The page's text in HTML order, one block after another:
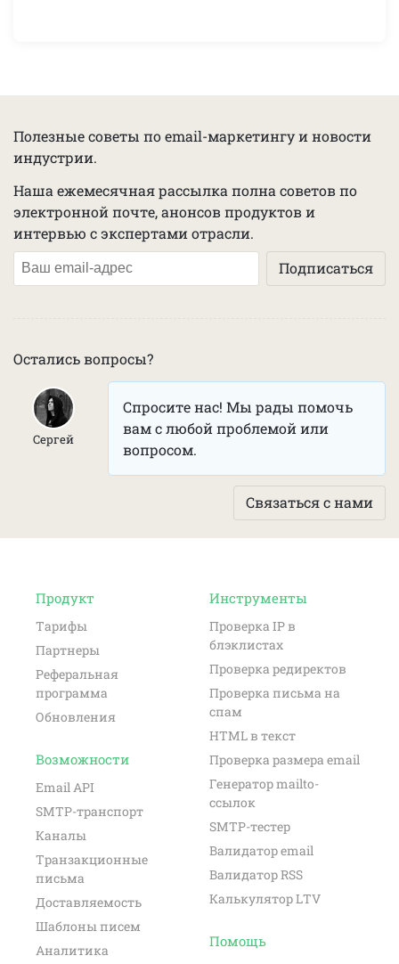
Полезные советы по email-маркетингу и новости
индустрии.
Наша ежемесячная рассылка полна советов по
электронной почте, анонсов продуктов и
интервью с экспертами отрасли.
Остались вопросы?
Сергей
Спросите нас! Мы рады помочь
вам с любой проблемой или
вопросом.
Связаться с нами
Продукт
Тарифы
Партнеры
Реферальная
программа
Обновления
Возможности
Email API
SMTP-транспорт
Каналы
Транзакционные
письма
Доставляемость
Шаблоны писем
Аналитика
Инструменты
Проверка IP в
блэклистах
Проверка редиректов
Проверка письма на
спам
HTML в текст
Проверка размера email
Генератор mailto-
ссылок
SMTP-тестер
Валидатор email
Валидатор RSS
Калькулятор LTV
Помощь